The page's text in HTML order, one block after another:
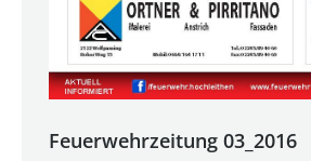
Feuerwehrzeitung 03_2016